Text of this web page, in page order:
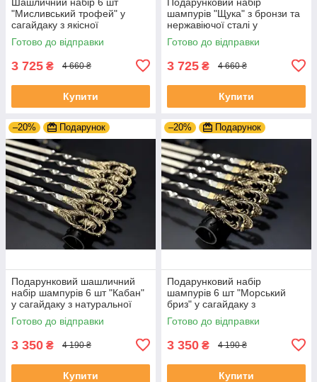
"Мисливський трофей" у
сагайдаку з якісної
натуральної шкіри
Готово до відправки
3 725 ₴ 4 660 ₴
Купити
шампурів "Щука" з бронзи та
нержавіючої сталі у
шкіряному сагайдаку
Готово до відправки
3 725 ₴ 4 660 ₴
Купити
–20% Подарунок
Подарунковий шашличний
набір шампурів 6 шт "Кабан"
у сагайдаку з натуральної
шкіри
Готово до відправки
3 350 ₴ 4 190 ₴
Купити
–20% Подарунок
Подарунковий набір
шампурів 6 шт "Морський
бриз" у сагайдаку з
натуральної шкіри
Готово до відправки
3 350 ₴ 4 190 ₴
Купити